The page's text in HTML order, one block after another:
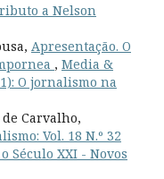
a Nelson
Apresentação. O
, Media &
O jornalismo na
Carvalho,
Vol. 18 N.º 32
Século XXI - Novos